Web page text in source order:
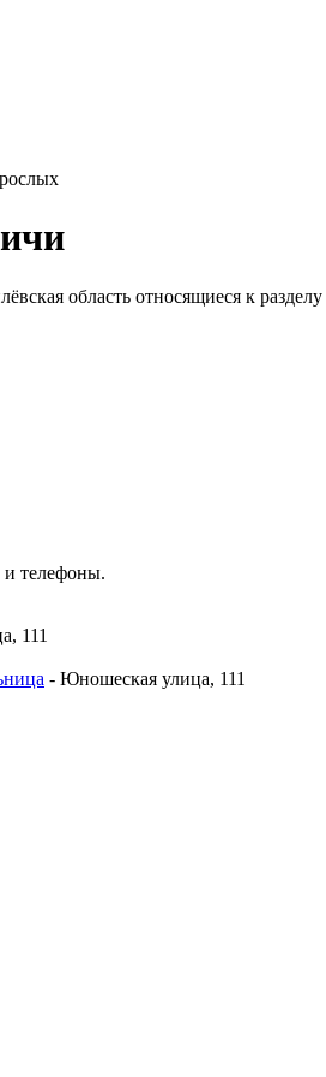
область относящиеся к разделу
и телефоны.
111
- Юношеская улица, 111